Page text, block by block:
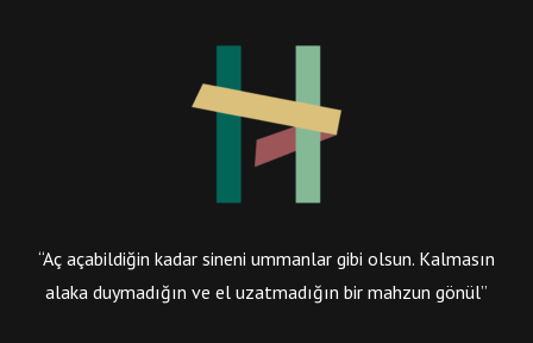
“Aç açabildiğin kadar sineni ummanlar gibi olsun. Kalmasın
alaka duymadığın ve el uzatmadığın bir mahzun gönül”